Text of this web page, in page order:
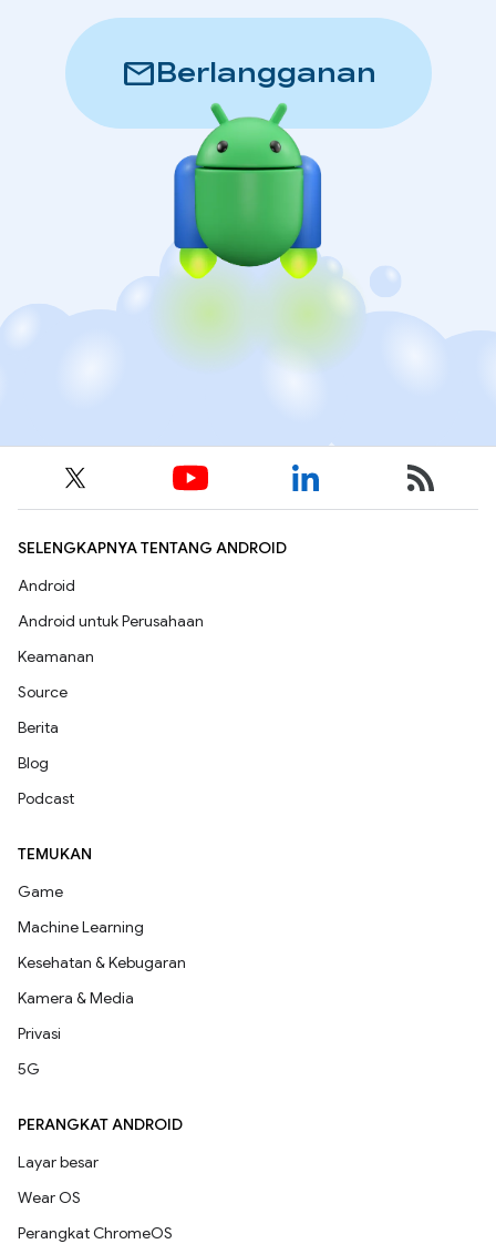
mailBerlangganan
SELENGKAPNYA TENTANG ANDROID
Android
Android untuk Perusahaan
Keamanan
Source
Berita
Blog
Podcast
TEMUKAN
Game
Machine Learning
Kesehatan & Kebugaran
Kamera & Media
Privasi
5G
PERANGKAT ANDROID
Layar besar
Wear OS
Perangkat ChromeOS